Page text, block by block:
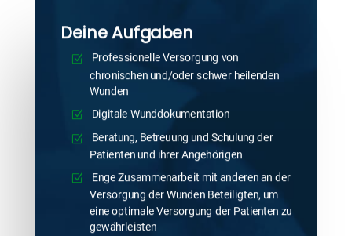
Deine Aufgaben
Professionelle Versorgung von
chronischen und/oder schwer heilenden
Wunden
Digitale Wunddokumentation
Beratung, Betreuung und Schulung der
Patienten und ihrer Angehörigen
Enge Zusammenarbeit mit anderen an der
Versorgung der Wunden Beteiligten, um
eine optimale Versorgung der Patienten zu
gewährleisten